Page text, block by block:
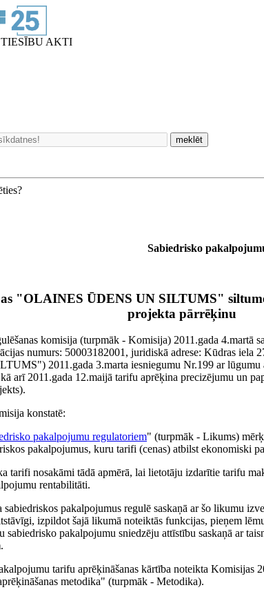
AKTI
meklēt
Sabiedrisko
"OLAINES ŪDENS UN SILTUMS"
projekta pārrēķinu
komisija (turpmāk - Komisija) 2011.gada
numurs: 50003182001, juridiskā adrese: Kūdras iela
2011.gada 3.marta iesniegumu Nr.199 ar lūgumu
arī 2011.gada 12.maijā tarifu aprēķina precizējumu un
konstatē:
pakalpojumu regulatoriem" (turpmāk - Likums)
pakalpojumus, kuru tarifi (cenas) atbilst ekonomiski
tarifi nosakāmi tādā apmērā, lai lietotāju izdarītie tarifu
rentabilitāti.
sabiedriskos pakalpojumus regulē saskaņā ar šo likumu
izpildot šajā likumā noteiktās funkcijas, pieņem
sabiedrisko pakalpojumu sniedzēju attīstību saskaņā ar
tarifu aprēķināšanas kārtība noteikta Komisijas
metodika" (turpmāk - Metodika).